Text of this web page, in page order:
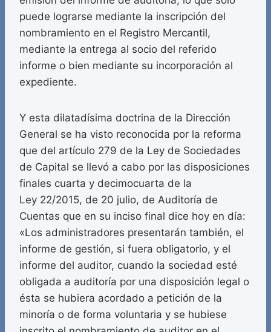
puede lograrse mediante la inscripción del
nombramiento en el Registro Mercantil,
mediante la entrega al socio del referido
informe o bien mediante su incorporación al
expediente.
Y esta dilatadísima doctrina de la Dirección
General se ha visto reconocida por la reforma
que del artículo 279 de la Ley de Sociedades
de Capital se llevó a cabo por las disposiciones
finales cuarta y decimocuarta de la
Ley 22/2015, de 20 julio, de Auditoría de
Cuentas que en su inciso final dice hoy en día:
«Los administradores presentarán también, el
informe de gestión, si fuera obligatorio, y el
informe del auditor, cuando la sociedad esté
obligada a auditoría por una disposición legal o
ésta se hubiera acordado a petición de la
minoría o de forma voluntaria y se hubiese